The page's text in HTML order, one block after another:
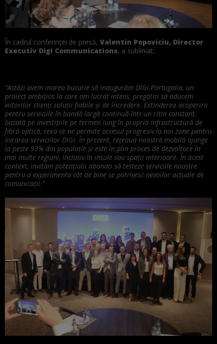
În cadrul conferinței de presă, Valentin Popoviciu, Director
Executiv Digi Communications, a subliniat:
“Astăzi avem marea bucurie să inaugurăm DIGI Portugalia, un
proiect ambițios la care am lucrat intens, pregătiți să aducem
viitorilor clienți soluții fiabile și de încredere. Extinderea acoperirii
pentru serviciile în bandă largă continuă într-un ritm constant,
bazată pe investițiile pe termen lung în propria infrastructură de
fibră optică, ceea ce ne permite accesul progresiv la noi zone pentru
livrarea serviciilor DIGI. În prezent, rețeaua noastră mobilă ajunge
la peste 93% din populație și este în plin proces de dezvoltare în
mai multe regiuni, inclusiv în insule sau spații interioare. În acest
context, invităm potențialii abonați să testeze serviciile noastre
pentru a experimenta cât de bine se potrivesc nevoilor actuale de
comunicații.”